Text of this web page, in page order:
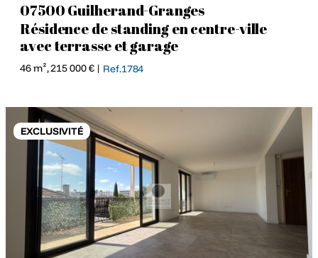
07500 Guilherand-Granges
Résidence de standing en centre-ville
avec terrasse et garage
46 m², 215 000 € | Ref.1784
EXCLUSIVITÉ